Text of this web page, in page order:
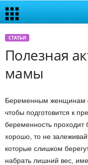
СТАТЬИ
Полезная
мамы
Беременным женщинам
чтобы подготовится к
беременность проходит
хорошо, то не
которые слишком
набрать лишний вес,